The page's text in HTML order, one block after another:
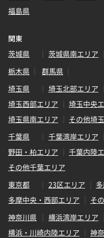
福島県
関東
茨城県
茨城県南エリア
栃木県
群馬県
埼玉県
埼玉北部エリア
埼玉西部エリア
埼玉中央
埼玉県南エリア
その他埼
千葉県
千葉湾岸エリア
野田・柏エリア
千葉内陸
その他千葉エリア
東京都
23区エリア
多摩中央・西部エリア
そ
神奈川県
横浜湾岸エリア
横浜・川崎内陸エリア
神